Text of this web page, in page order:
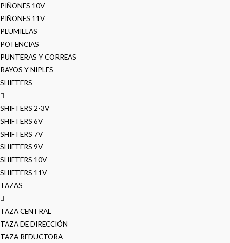
PIÑONES 10V
PIÑONES 11V
PLUMILLAS
POTENCIAS
PUNTERAS Y CORREAS
RAYOS Y NIPLES
SHIFTERS
SHIFTERS 2-3V
SHIFTERS 6V
SHIFTERS 7V
SHIFTERS 9V
SHIFTERS 10V
SHIFTERS 11V
TAZAS
TAZA CENTRAL
TAZA DE DIRECCIÓN
TAZA REDUCTORA